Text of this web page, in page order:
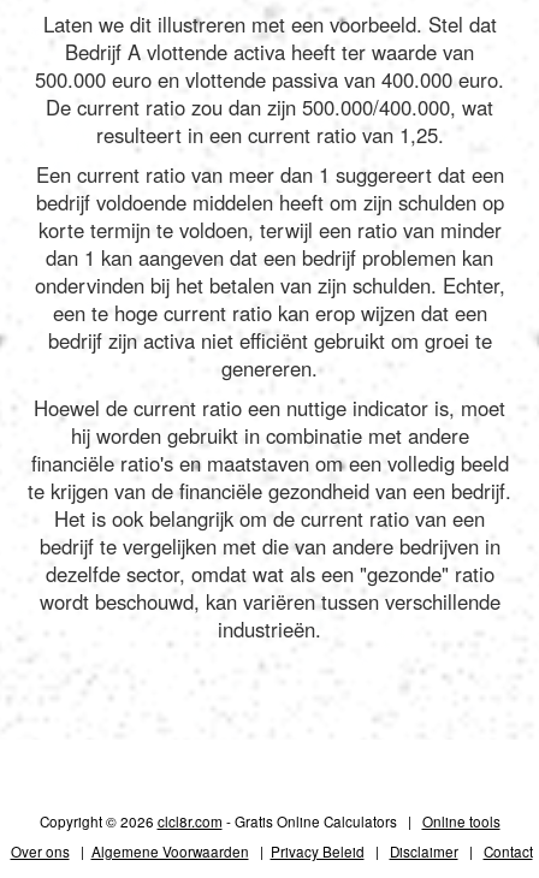
Laten we dit illustreren met een voorbeeld. Stel dat
Bedrijf A vlottende activa heeft ter waarde van
500.000 euro en vlottende passiva van 400.000 euro.
De current ratio zou dan zijn 500.000/400.000, wat
resulteert in een current ratio van 1,25.
Een current ratio van meer dan 1 suggereert dat een
bedrijf voldoende middelen heeft om zijn schulden op
korte termijn te voldoen, terwijl een ratio van minder
dan 1 kan aangeven dat een bedrijf problemen kan
ondervinden bij het betalen van zijn schulden. Echter,
een te hoge current ratio kan erop wijzen dat een
bedrijf zijn activa niet efficiënt gebruikt om groei te
genereren.
Hoewel de current ratio een nuttige indicator is, moet
hij worden gebruikt in combinatie met andere
financiële ratio's en maatstaven om een volledig beeld
te krijgen van de financiële gezondheid van een bedrijf.
Het is ook belangrijk om de current ratio van een
bedrijf te vergelijken met die van andere bedrijven in
dezelfde sector, omdat wat als een "gezonde" ratio
wordt beschouwd, kan variëren tussen verschillende
industrieën.
Copyright © 2026 clcl8r.com - Gratis Online Calculators | Online tools
Over ons| Algemene Voorwaarden | Privacy Beleid | Disclaimer| Contact